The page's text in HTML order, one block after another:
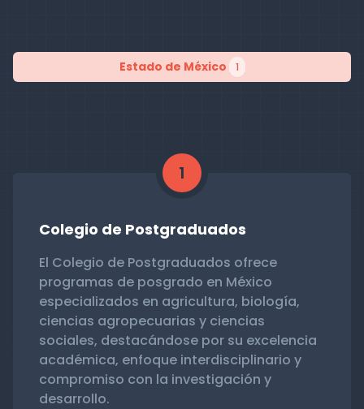
Estado de México 1
1
Colegio de Postgraduados
El Colegio de Postgraduados ofrece
programas de posgrado en México
especializados en agricultura, biología,
ciencias agropecuarias y ciencias
sociales, destacándose por su excelencia
académica, enfoque interdisciplinario y
compromiso con la investigación y
desarrollo.